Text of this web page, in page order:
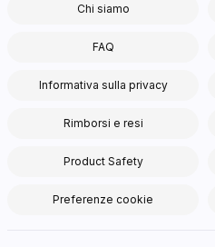
Chi siamo
FAQ
Informativa sulla privacy
Rimborsi e resi
Product Safety
Preferenze cookie